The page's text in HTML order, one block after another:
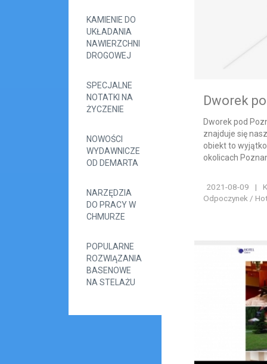
KAMIENIE DO
UKŁADANIA
NAWIERZCHNI
DROGOWEJ
SPECJALNE
NOTATKI NA
ŻYCZENIE
NOWOŚCI
WYDAWNICZE
OD DEMARTA
NARZĘDZIA
DO PRACY W
CHMURZE
POPULARNE
ROZWIĄZANIA
BASENOWE
NA STELAŻU
Dworek
Dworek pod
znajduje się
obiekt to
okolicach
2021-08-09 |
Odpoczynek /